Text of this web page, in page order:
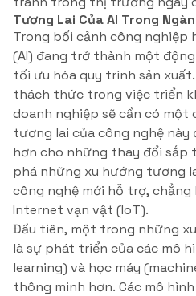
Tương Lai Của AI Trong
Trong bối cảnh công nghiệp
(AI) đang trở thành một
tối ưu hóa quy trình sản
thách thức trong việc triển
doanh nghiệp sẽ cần có một
tương lai của công nghệ
hơn cho những thay đổi sắp
phá những xu hướng tương
công nghệ mới hỗ trợ,
Internet vạn vật (IoT).
Đầu tiên, một trong những
là sự phát triển của các mô
learning) và học máy
thông minh hơn. Các mô